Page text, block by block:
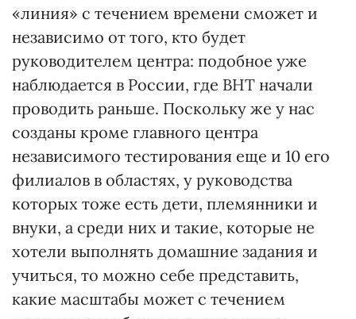
«линия» с течением времени сможет и
независимо от того, кто будет
руководителем центра: подобное уже
наблюдается в России, где ВНТ начали
проводить раньше. Поскольку же у нас
созданы кроме главного центра
независимого тестирования еще и 10 его
филиалов в областях, у руководства
которых тоже есть дети, племянники и
внуки, а среди них и такие, которые не
хотели выполнять домашние задания и
учиться, то можно себе представить,
какие масштабы может с течением